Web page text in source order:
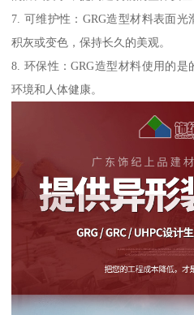
7. 可维护性：GRG造型材料表面
积灰或变色，保持长久的美观。
8. 环保性：GRG造型材料使用的
环境和人体健康。